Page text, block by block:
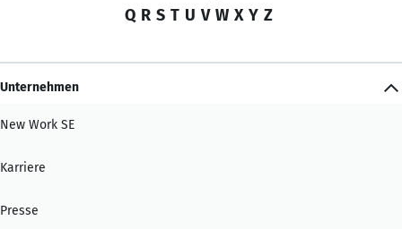
Q R S T U V W X Y Z
Unternehmen
New Work SE
Karriere
Presse